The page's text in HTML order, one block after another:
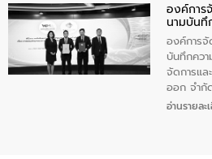
ชุมชนและ
นักเรียนชั้
เทศบาล
คน
องค์การ
นามบันทึ
บริษัท จั
ภาคตะวั
ท์ วอเตอ
องค์การจั
บันทึกคว
จัดการแ
ออก จำกั
เมื่อวันอั
อ่านรายละ